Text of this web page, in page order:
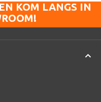
KOM LANGS IN